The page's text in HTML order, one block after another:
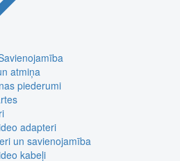
atmiņa
piederumi
adapteri
un savienojamība
kabeļi